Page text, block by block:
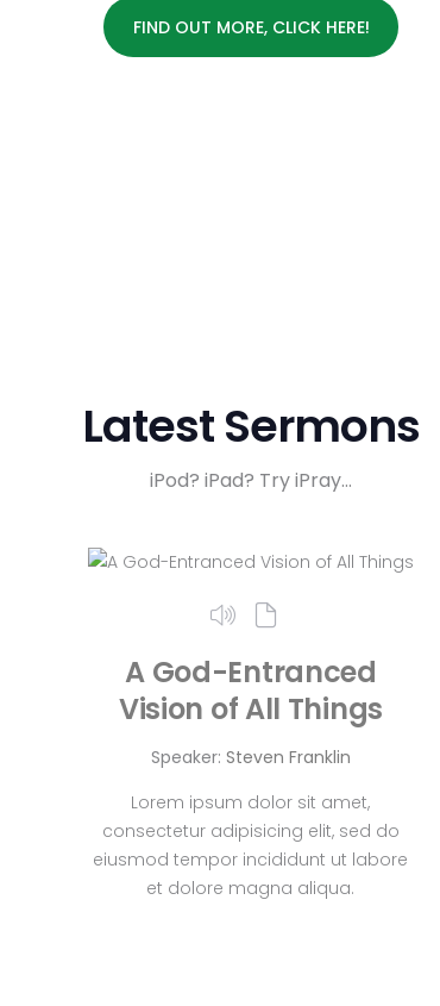
FIND OUT MORE, CLICK HERE!
Latest Sermons
iPod? iPad? Try iPray…
A God-Entranced
Vision of All Things
Speaker: Steven Franklin
Lorem ipsum dolor sit amet,
consectetur adipisicing elit, sed do
eiusmod tempor incididunt ut labore
et dolore magna aliqua.